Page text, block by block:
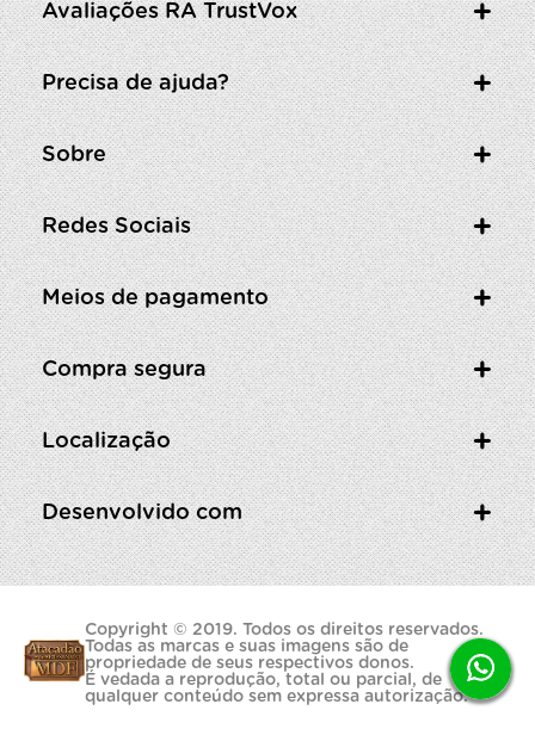
Avaliações RA TrustVox
Precisa de ajuda?
Sobre
Redes Sociais
Meios de pagamento
Compra segura
Localização
Desenvolvido com
Copyright © 2019. Todos os direitos reservados.
Todas as marcas e suas imagens são de
propriedade de seus respectivos donos.
É vedada a reprodução, total ou parcial, de
qualquer conteúdo sem expressa autorização.